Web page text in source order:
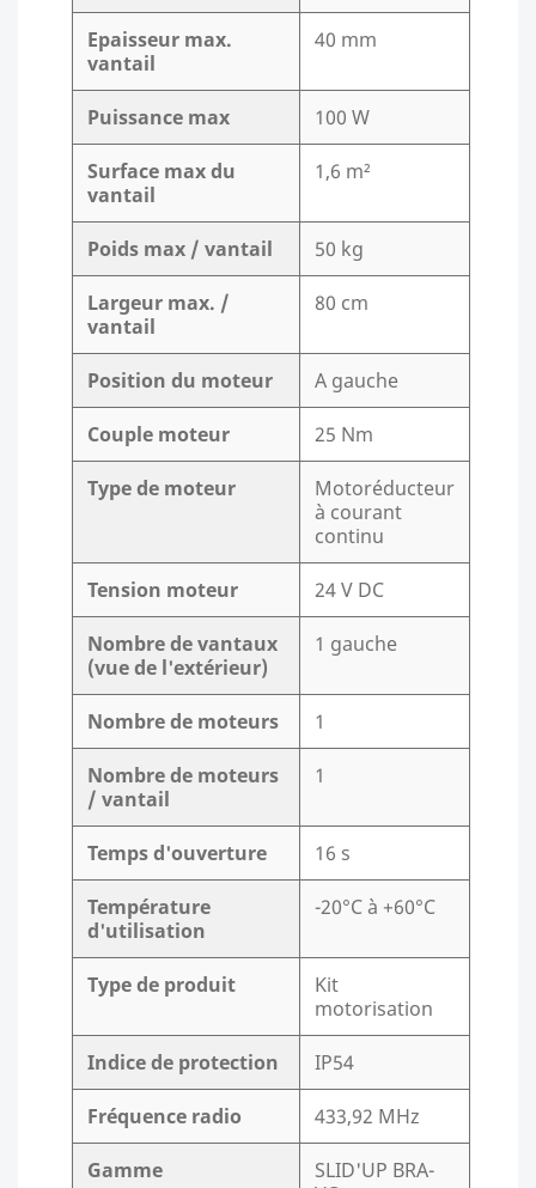
Epaisseur max.
vantail
40 mm
Puissance max 100 W
Surface max du
vantail
1,6 m²
Poids max / vantail 50 kg
Largeur max. /
vantail
80 cm
Position du moteur A gauche
Couple moteur 25 Nm
Type de moteur
Motoréducteur
à courant
continu
Tension moteur 24 V DC
Nombre de vantaux
(vue de l'extérieur)
1 gauche
Nombre de moteurs 1
Nombre de moteurs
/ vantail
1
Temps d'ouverture 16 s
Température
d'utilisation
-20°C à +60°C
Type de produit
Kit
motorisation
Indice de protection IP54
Fréquence radio 433,92 MHz
Gamme
SLID'UP BRA-